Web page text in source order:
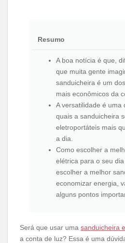
Resumo
A boa notícia é que,
que muita gente
sanduicheira é um
mais econômicos da
A versatilidade é uma
quais a sanduicheira
eletroportáteis mais
a dia.
Como escolher a
elétrica para o seu
escolher a melhor
economizar energia,
alguns pontos
Será que usar uma sanduicheira
a conta de luz? Essa é uma